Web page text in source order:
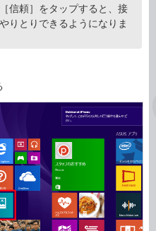
信頼］をタップすると、接
りとりできるようになりま